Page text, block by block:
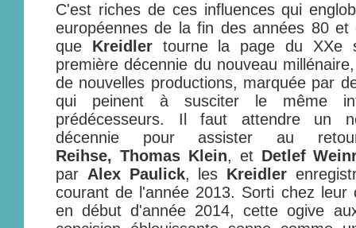
C'est riches de ces influences qui
européennes de la fin des années 80
que Kreidlertourne la page du XXe
première décennie du nouveau
de nouvelles productions, marquée par
qui peinent à susciter le même
prédécesseurs. Il faut attendre un
décennie pour assister au
Reihse, Thomas Klein, et Detlef
par Alex Paulick, les Kreidler
courant de l'année 2013. Sorti chez
en début d'année 2014, cette ogive